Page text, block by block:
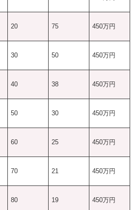
20 75 450万円
30 50 450万円
40 38 450万円
50 30 450万円
60 25 450万円
70 21 450万円
80 19 450万円